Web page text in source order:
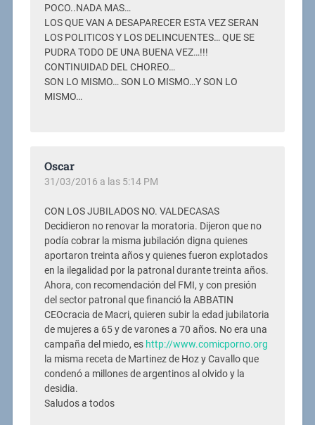
POCO..NADA MAS…
LOS QUE VAN A DESAPARECER ESTA VEZ SERAN
LOS POLITICOS Y LOS DELINCUENTES… QUE SE
PUDRA TODO DE UNA BUENA VEZ…!!!
CONTINUIDAD DEL CHOREO…
SON LO MISMO… SON LO MISMO…Y SON LO
MISMO…
Oscar
31/03/2016 a las 5:14 PM
CON LOS JUBILADOS NO. VALDECASAS
Decidieron no renovar la moratoria. Dijeron que no
podía cobrar la misma jubilación digna quienes
aportaron treinta años y quienes fueron explotados
en la ilegalidad por la patronal durante treinta años.
Ahora, con recomendación del FMI, y con presión
del sector patronal que financió la ABBATIN
CEOcracia de Macri, quieren subir la edad jubilatoria
de mujeres a 65 y de varones a 70 años. No era una
campaña del miedo, es http://www.comicporno.org
la misma receta de Martinez de Hoz y Cavallo que
condenó a millones de argentinos al olvido y la
desidia.
Saludos a todos